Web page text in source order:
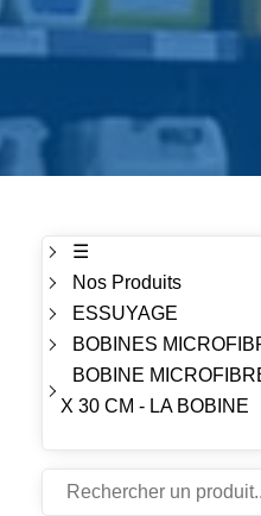
☰
Nos Produits
ESSUYAGE
BOBINES
BOBINE
X 30 CM - LA BOBINE